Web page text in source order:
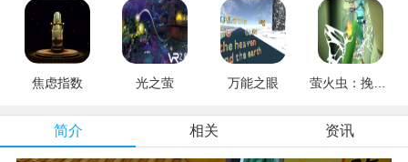
焦虑指数 光之萤 万能之眼
简介 相关 资讯